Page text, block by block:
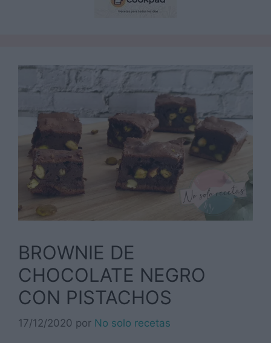
BROWNIE DE
CHOCOLATE NEGRO
CON PISTACHOS
17/12/2020 por No solo recetas